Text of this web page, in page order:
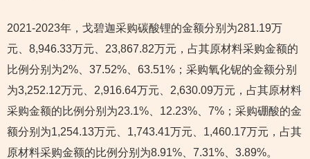
2021-2023年，戈碧迦采购碳酸锂的金额分别为281.19万
元、8,946.33万元、23,867.82万元，占其原材料采购金额的
比例分别为2%、37.52%、63.51%；采购氧化铌的金额分别
为3,252.12万元、2,916.64万元、2,630.09万元，占其原材料
采购金额的比例分别为23.1%、12.23%、7%；采购硼酸的金
额分别为1,254.13万元、1,743.41万元、1,460.17万元，占其
原材料采购金额的比例分别为8.91%、7.31%、3.89%。